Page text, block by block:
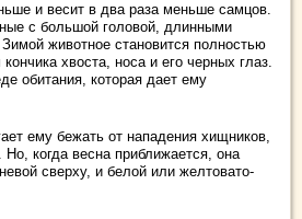
и весит в два раза меньше самцов.
с большой головой, длинными
животное становится полностью
хвоста, носа и его черных глаз.
обитания, которая дает ему
ему бежать от нападения хищников,
Но, когда весна приближается, она
сверху, и белой или желтовато-